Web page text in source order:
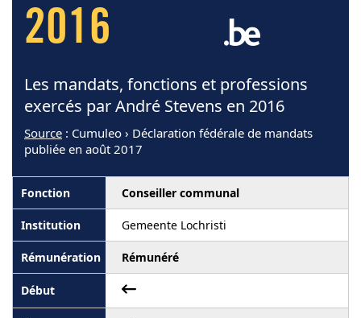
2016
Les mandats, fonctions et professions
exercés par André Stevens en 2016
Source : Cumuleo › Déclaration fédérale de mandats
publiée en août 2017
Conseiller communal
Gemeente Lochristi
Rémunéré